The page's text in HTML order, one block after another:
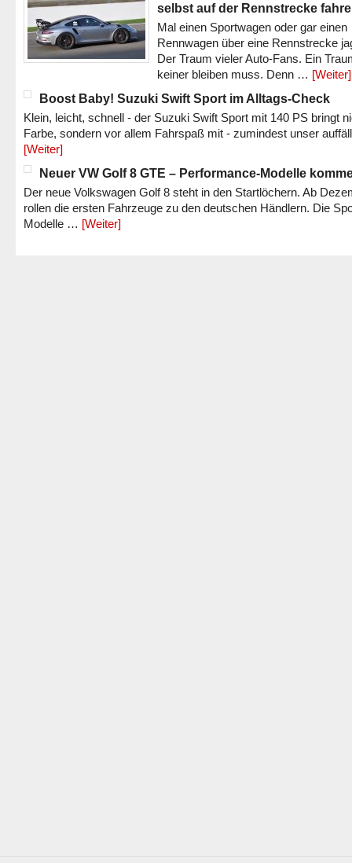
selbst auf der Rennstrecke
Mal einen Sportwagen oder gar einen
Rennwagen über eine Rennstrecke
Der Traum vieler Auto-Fans. Ein
keiner bleiben muss. Denn … [Weiter]
Boost Baby! Suzuki Swift Sport im Alltags-Check
Klein, leicht, schnell - der Suzuki Swift Sport mit 140 PS bringt
Farbe, sondern vor allem Fahrspaß mit - zumindest unser
[Weiter]
Neuer VW Golf 8 GTE – Performance-Modelle
Der neue Volkswagen Golf 8 steht in den Startlöchern. Ab
rollen die ersten Fahrzeuge zu den deutschen Händlern. Die
Modelle … [Weiter]